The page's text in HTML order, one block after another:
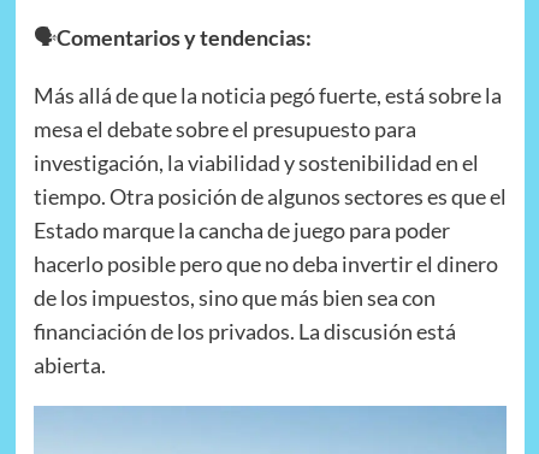
🗣️Comentarios y tendencias:
Más allá de que la noticia pegó fuerte, está sobre la
mesa el debate sobre el presupuesto para
investigación, la viabilidad y sostenibilidad en el
tiempo. Otra posición de algunos sectores es que el
Estado marque la cancha de juego para poder
hacerlo posible pero que no deba invertir el dinero
de los impuestos, sino que más bien sea con
financiación de los privados. La discusión está
abierta.